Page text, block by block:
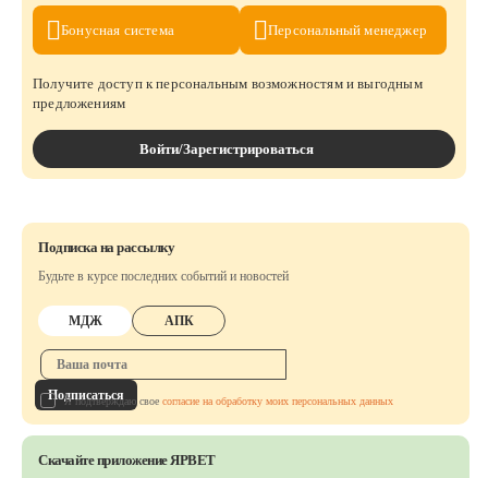
Бонусная система Персональныйменеджер
Получите доступ к персональным возможностям и выгодным
предложениям
Войти/Зарегистрироваться
Подписка на рассылку
Будьте в курсе последних событий и новостей
МДЖ АПК
Подписаться
Я подтверждаю свое согласие на обработку моих персональных данных
Скачайте приложение ЯРВЕТ